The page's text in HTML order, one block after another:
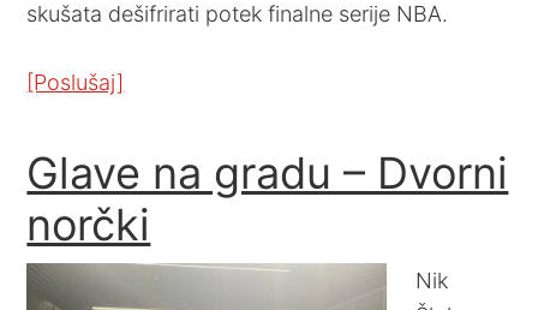
skušata dešifrirati potek finalne serije NBA.
[Poslušaj]
Glave na gradu – Dvorni
norčki
Nik